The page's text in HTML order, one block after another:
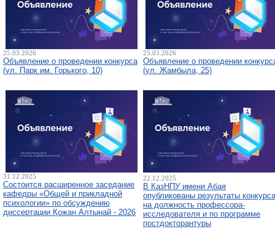
25.03.2026
Объявление о проведении конкурса
(ул. Парк им. Горького, 10)
25.03.2026
Объявление о проведении
(ул. Жамбыла, 25)
31.12.2025
Состоится расширенное заседание
кафедры «Общей и прикладной
психологии» по обсуждению
диссертации Қожан Алтынай - 2026
22.12.2025
В КазНПУ имени Абая
опубликованы результаты конкурса
на должность профессора-
исследователя и по программе
постдокторантуры